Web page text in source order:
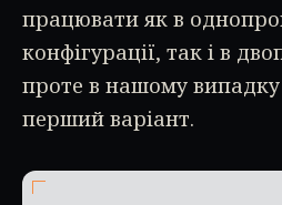
працювати як в
конфігурації, так і в
проте в нашому випадку
перший варіант.